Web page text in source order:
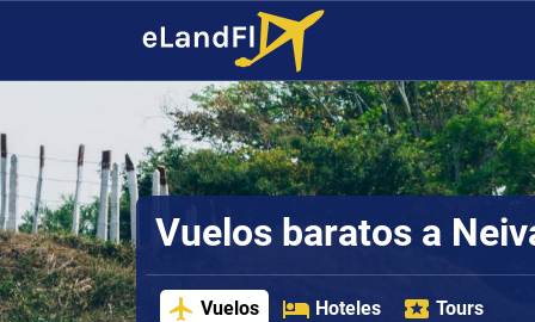
Vuelos baratos a
Vuelos Hoteles Tours